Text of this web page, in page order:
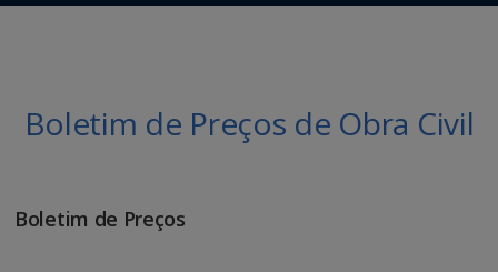
Boletim de Preços de Obra Civil
Boletim de Preços